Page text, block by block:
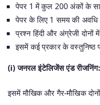
पेपर 1 में कुल 200 अंकों के
पेपर के लिए 1 समय की अवधि
प्रश्न हिंदी और अंग्रेजी दोनों
इसमें कई प्रकार के वस्तुनिष्ठ
(i) जनरल इंटेलिजेंस एंड रीजनिंग:
इसमें मौखिक और गैर-मौखिक